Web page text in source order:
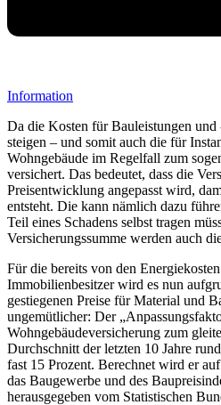
Information
Da die Kosten für Bauleistungen und
steigen – und somit auch die für
Wohngebäude im Regelfall zum
versichert. Das bedeutet, dass die
Preisentwicklung angepasst wird,
entsteht. Die kann nämlich dazu
Teil eines Schadens selbst tragen
Versicherungssumme werden auch
Für die bereits von den
Immobilienbesitzer wird es nun
gestiegenen Preise für Material und
ungemütlicher: Der
Wohngebäudeversicherung zum
Durchschnitt der letzten 10 Jahre
fast 15 Prozent. Berechnet wird er
das Baugewerbe und des
herausgegeben vom Statistischen